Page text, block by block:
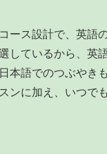
ース設計で、英語
しているから、英
本語でのつぶやき
ンに加え、いつで